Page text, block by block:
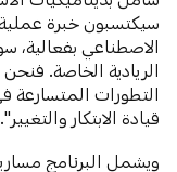
سيكتسبون خبرة
الاصطناعي بفعالية،
الريادية الخاصة.
التطورات المتسارعة
قيادة الابتكار والتغيير".
ويشمل البرنامج